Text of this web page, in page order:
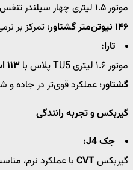
موتور ۱.۵ لیتری چهار سیلندر تنفس طبیعی با
۱۴۶ نیوتن‌متر گشتاور
؛ تمرکز بر
تارا:
موتور ۱.۶ لیتری TU5 پلاس با
۱۱۳ اسب بخار قدرت
گشتاور؛ عملکرد قوی‌تر در جاده و
گیربکس و تجربه رانندگی
جک J4:
گیربکسCVT با عملکرد نرم،